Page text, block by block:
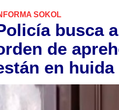
SOKOL
busca
de
en huida